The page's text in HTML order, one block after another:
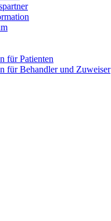
für Patienten
für Behandler und Zuweiser